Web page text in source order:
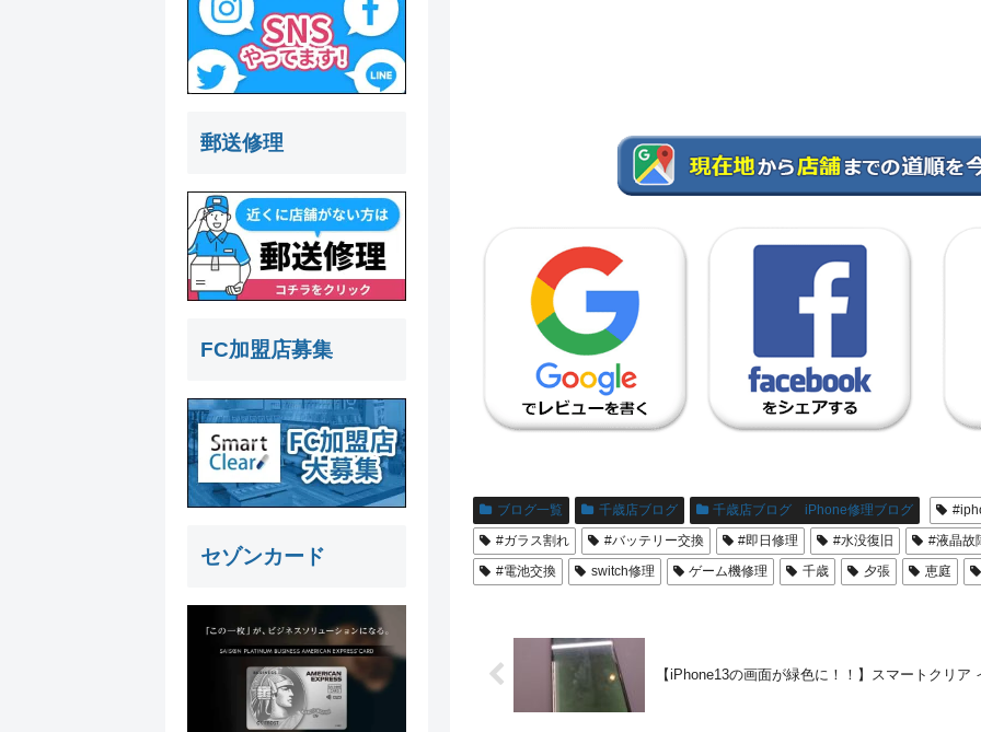
ブログ一覧 千歳店ブログ 千歳店ブログ iPhone修理ブログ
#ガラス割れ
#バッテリー交換 #即日修理 #水没復旧
#液晶故
#電池交換
switch修理 ゲーム機修理 千歳 夕張 恵庭
【iPhone13の画面が緑色に！！】スマートクリア
郵送修理
FC加盟店募集
セゾンカード